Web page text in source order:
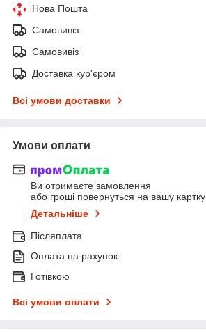
Нова Пошта
Самовивіз
Самовивіз
Доставка кур'єром
Всі умови доставки
Умови оплати
Ви отримаєте замовлення
або гроші повернуться на вашу картку
Детальніше
Післяплата
Оплата на рахунок
Готівкою
Всі умови оплати